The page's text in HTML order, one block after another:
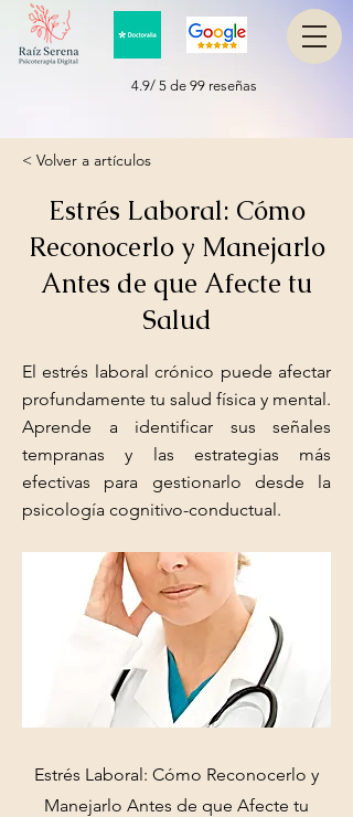
4.9/ 5 de 99 reseñas
< Volver a artículos
Estrés Laboral: Cómo
Reconocerlo y Manejarlo
Antes de que Afecte tu
Salud
El estrés laboral crónico puede afectar
profundamente tu salud física y mental.
Aprende a identificar sus señales
tempranas y las estrategias más
efectivas para gestionarlo desde la
psicología cognitivo-conductual.
Estrés Laboral: Cómo Reconocerlo y
Manejarlo Antes de que Afecte tu